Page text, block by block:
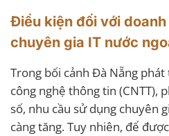
Điều kiện đối với
chuyên gia IT nước
Trong bối cảnh Đà Nẵng
công nghệ thông tin (CNTT),
số, nhu cầu sử dụng chuyên
càng tăng. Tuy nhiên, để